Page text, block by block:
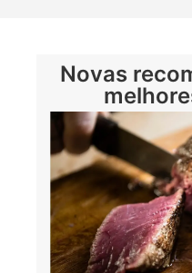
Novas